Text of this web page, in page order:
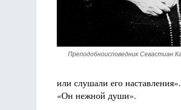
Преподобноисповедник Севастиан
или слушали его
«Он нежной души».